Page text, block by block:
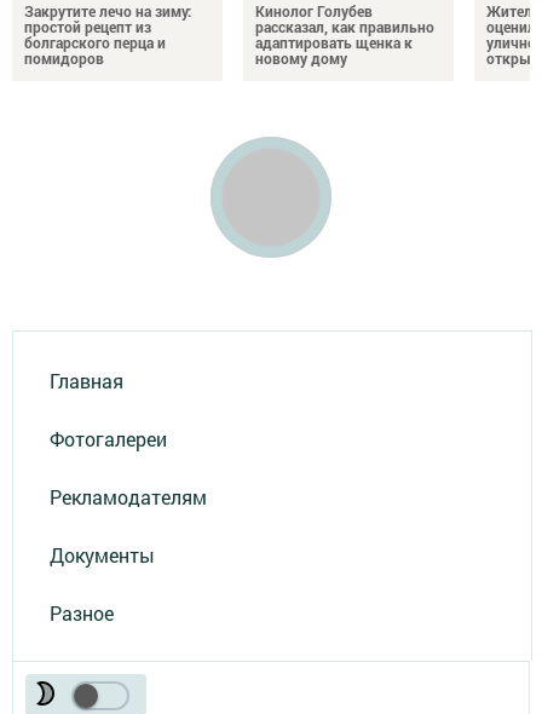
Закрутите лечо на зиму:
простой рецепт из
болгарского перца и
помидоров
Кинолог Голубев
рассказал, как правильно
адаптировать щенка к
новому дому
Главная
Фотогалереи
Рекламодателям
Документы
Разное